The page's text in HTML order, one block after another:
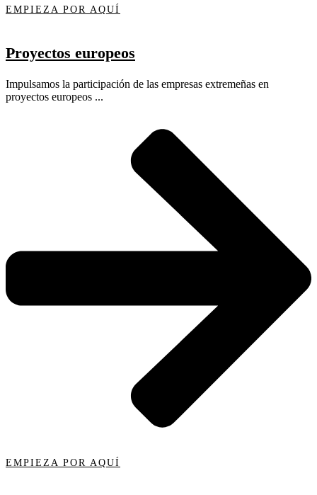
EMPIEZA POR AQUÍ
Proyectos europeos
Impulsamos la participación de las empresas extremeñas en
proyectos europeos ...
EMPIEZA POR AQUÍ